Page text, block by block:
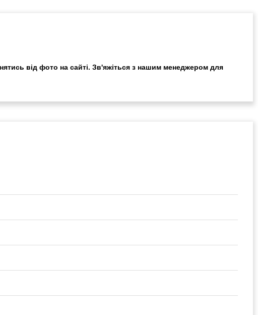
від фото на сайті. Зв'яжіться з нашим менеджером для